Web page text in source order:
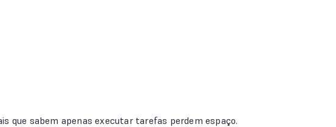
que sabem apenas executar tarefas perdem espaço.